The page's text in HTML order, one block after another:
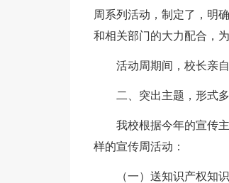
周系列活动，制定了，明
和相关部门的大力配合，
活动周期间，校长亲
二、突出主题，形式
我校根据今年的宣传
样的宣传周活动：
（一）送知识产权知